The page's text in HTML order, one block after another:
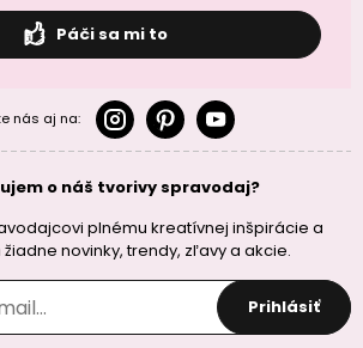
Páči sa mi to
nás aj na:
o náš tvorivy spravodaj?
plnému kreatívnej inšpirácie a
novinky, trendy, zľavy a akcie.
Prihlásiť